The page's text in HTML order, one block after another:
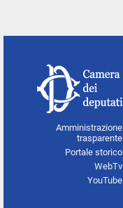
Amministrazione
trasparente
Portale storico
WebTv
YouTube